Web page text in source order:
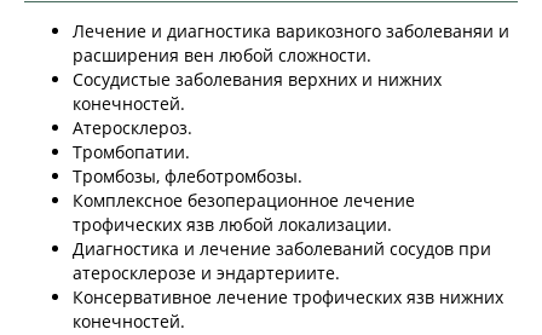
Лечение и диагностика варикозного заболеваняи и
расширения вен любой сложности.
Сосудистые заболевания верхних и нижних
конечностей.
Атеросклероз.
Тромбопатии.
Тромбозы, флеботромбозы.
Комплексное безоперационное лечение
трофических язв любой локализации.
Диагностика и лечение заболеваний сосудов при
атеросклерозе и эндартериите.
Консервативное лечение трофических язв нижних
конечностей.